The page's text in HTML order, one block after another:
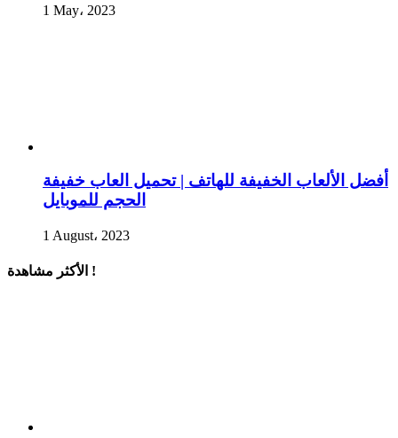
1 May، 2023
أفضل الألعاب الخفيفة للهاتف | تحميل العاب خفيفة
الحجم للموبايل
1 August، 2023
الأكثر مشاهدة !